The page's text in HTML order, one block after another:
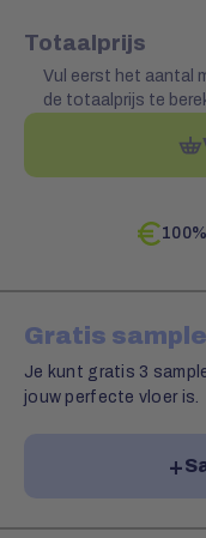
Totaalprijs
Vul eerst het aantal
de totaalprijs te
Gratis
Je kunt gratis 3
jouw perfecte vloer is.